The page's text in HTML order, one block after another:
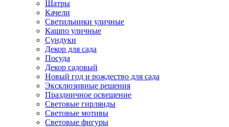
Шатры
Качели
Cветильники уличные
Кашпо уличные
Сундуки
Декор для сада
Посуда
Декор садовый
Новый год и рождество для сада
Эксклюзивные решения
Праздничное освещение
Световые гирлянды
Световые мотивы
Световые фигуры